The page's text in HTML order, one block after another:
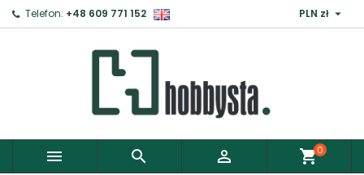
Telefon: +48 609 771 152 PLN zł 
   shopping_cart0